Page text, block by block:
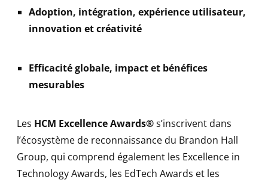
Adoption, intégration, expérience utilisateur,
innovation et créativité
Efficacité globale, impact et bénéfices
mesurables
Les HCM Excellence Awards®s’inscrivent dans
l’écosystème de reconnaissance du Brandon Hall
Group, qui comprend également les Excellence in
Technology Awards, les EdTech Awards et les